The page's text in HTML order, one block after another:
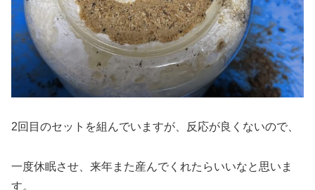
2回目のセットを組んでいますが、反応が良くないので、
一度休眠させ、来年また産んでくれたらいいなと思いま
す。